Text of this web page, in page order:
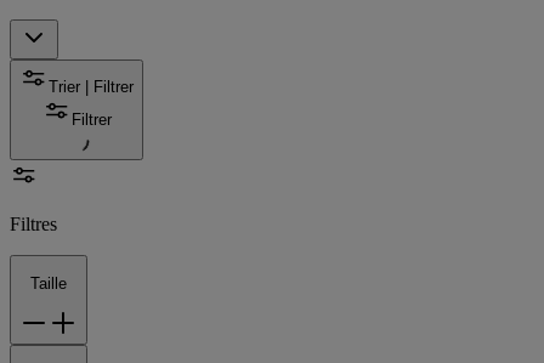
Trier | Filtrer
Filtrer
Filtres
Taille